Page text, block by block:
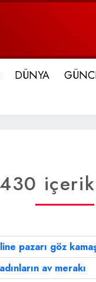
DÜNYA
pazarı göz
av merakı